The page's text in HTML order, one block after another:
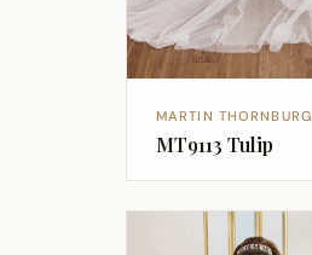
MARTIN THORNBURG
MT9113 Tulip